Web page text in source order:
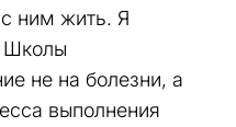
с ним жить. Я
Школы
не на болезни, а
выполнения